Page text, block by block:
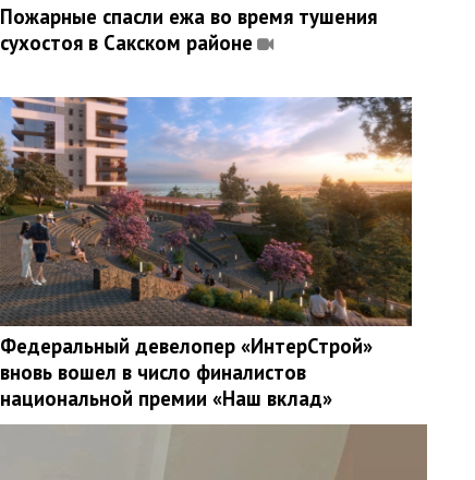
Пожарные спасли ежа во время тушения
сухостоя в Сакском районе
Федеральный девелопер «ИнтерСтрой»
вновь вошел в число финалистов
национальной премии «Наш вклад»